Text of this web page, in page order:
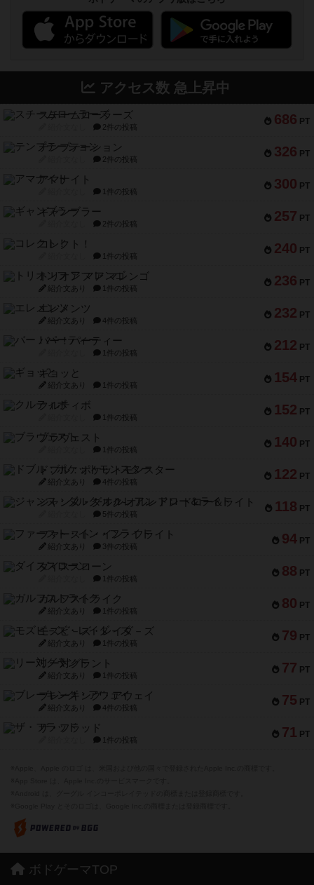
アクセス数 急上昇中
686 PT
スチームローラーズ
2件の投稿
326 PT
テンプテーション
2件の投稿
300 PT
アマナイト
1件の投稿
257 PT
ギャンブラー
2件の投稿
240 PT
コレクト！
1件の投稿
236 PT
トリオンフ ア マレンゴ
紹介文あり 1件の投稿
232 PT
エレメンツ
紹介文あり 4件の投稿
212 PT
バー！パーティー
1件の投稿
154 PT
ギョッと
紹介文あり 1件の投稿
152 PT
クルティボ
1件の投稿
140 PT
ブラヴェスト
1件の投稿
122 PT
ドブル：ポケットモンスター
紹介文あり 4件の投稿
118 PT
ジャンヌ・ダルク-オルレアン ドロー＆ライト
5件の投稿
94 PT
ファースト・イン・フライト
紹介文あり 3件の投稿
88 PT
ダイススローン
1件の投稿
80 PT
ガルフストライク
紹介文あり 1件の投稿
79 PT
モズビ－ズ・レイダ－ズ
紹介文あり 1件の投稿
77 PT
リー対グラント
紹介文あり 1件の投稿
75 PT
ブレーキング・アウェイ
紹介文あり 4件の投稿
71 PT
ザ・フラッド
1件の投稿
ボドゲーマTOP